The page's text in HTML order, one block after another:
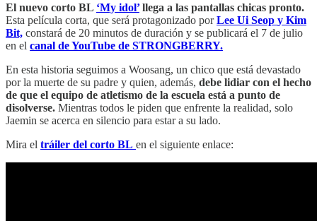
El nuevo corto BL ‘My idol’llega a las pantallas chicas pronto.
Esta película corta, que será protagonizado porLee Ui Seop y Kim
Bit, constará de 20 minutos de duración y se publicará el 7 de julio
en el canal de YouTube de STRONGBERRY.
En esta historia seguimos a Woosang, un chico que está devastado
por la muerte de su padre y quien, además, debe lidiar con el hecho
de que el equipo de atletismo de la escuela está a punto de
disolverse. Mientras todos le piden que enfrente la realidad, solo
Jaemin se acerca en silencio para estar a su lado.
Mira el tráiler del corto BL en el siguiente enlace: